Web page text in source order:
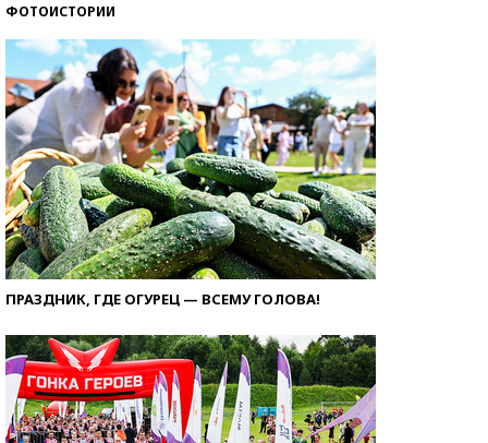
ФОТОИСТОРИИ
ПРАЗДНИК, ГДЕ ОГУРЕЦ — ВСЕМУ ГОЛОВА!